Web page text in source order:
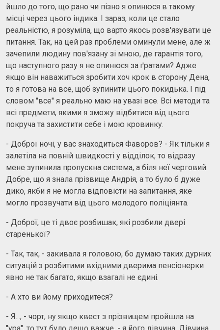
йшло до того, що рано чи пізно я опинюся в такому
місці через цього індика. І зараз, коли це стало
реальністю, я розуміла, що варто якось розв'язувати це
питання. Так, на цей раз проблеми оминули мене, але ж
зачепили людину пов'язану зі мною, де гарантія того,
що наступного разу я не опинюся за ґратами? Адже
якщо він наважиться зробити хоч крок в сторону Дена,
то я готова на все, щоб зупинити цього покидька. І під
словом "все" я реально маю на увазі все. Всі методи та
всі предмети, якими я зможу відбитися від цього
покруча та захистити себе і мою кровинку.
- Доброї ночі, у вас знаходиться Фаворов? - Як тільки я
залетіла на повній швидкості у відділок, то відразу
мене зупинила пропускна система, а біля неї черговий.
Добре, що я знала прізвище Андрія, а то було б дуже
дико, якби я не могла відповісти на запитання, яке
могло прозвучати від цього молодого поліціянта.
- Доброї, це ті двоє розбишак, які розбили двері
старенької?
- Так, так, - закивала я головою, бо думаю таких дурних
ситуацій з розбитими вхідними дверима пенсіонерки
явно не так багато, якщо взагалі не єдині.
- А хто ви йому приходитеся?
- Я..., - чорт, ну якщо квест з прізвищем пройшла на
"ура", то тут було дещо важче, - я його дівчина. Дівчина.